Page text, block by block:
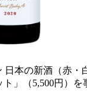
本の新酒（赤
」（5,500円）